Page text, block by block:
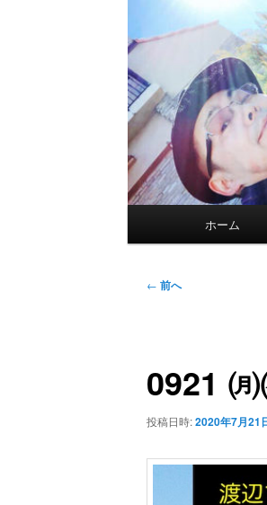
イ
メ
コ
ン
テ
ホーム
投
ゲ
ー
シ
ン
← 前へ
0921
投稿日時:2020年7月21